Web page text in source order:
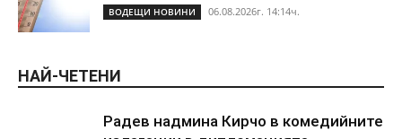
ВОДЕЩИ НОВИНИ 06.08.2026г. 14:14ч.
НАЙ-ЧЕТЕНИ
Радев надмина Кирчо в комедийните